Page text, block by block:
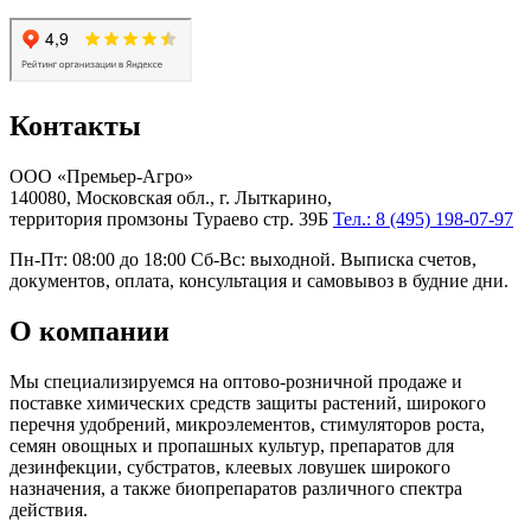
Контакты
ООО «Премьер-Агро»
140080, Московская обл., г. Лыткарино,
территория промзоны Тураево стр. 39Б Тел.: 8 (495) 198-07-97
Пн-Пт: 08:00 до 18:00 Сб-Вс: выходной. Выписка счетов,
документов, оплата, консультация и самовывоз в будние дни.
О компании
Мы специализируемся на оптово-розничной продаже и
поставке химических средств защиты растений, широкого
перечня удобрений, микроэлементов, стимуляторов роста,
семян овощных и пропашных культур, препаратов для
дезинфекции, субстратов, клеевых ловушек широкого
назначения, а также биопрепаратов различного спектра
действия.